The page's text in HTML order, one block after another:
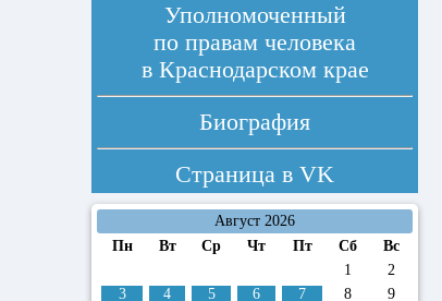
Уполномоченный
по правам человека
в Краснодарском крае
Биография
Страница в VK
Август 2026
Пн
Вт Ср Чт Пт Сб
Вс
1
2
3
4 5 6 7 8 9